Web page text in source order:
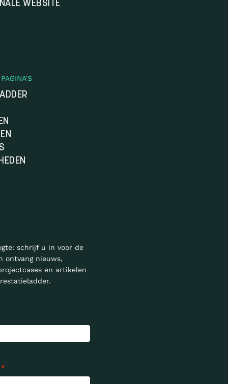
WEBSITE
schrijf u in voor de
ontvang nieuws,
en artikelen
*